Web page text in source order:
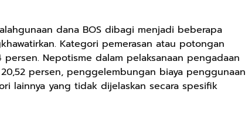
dana BOS dibagi menjadi beberapa
Kategori pemerasan atau potongan
Nepotisme dalam pelaksanaan pengadaan
persen, penggelembungan biaya penggunaan
lainnya yang tidak dijelaskan secara spesifik